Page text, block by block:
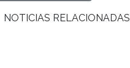
NOTICIAS RELACIONADAS